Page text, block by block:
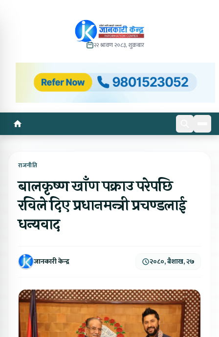
२२ श्रावण २०८३, शुक्रबार
राजनीति
बालकृष्ण खाँण पक्राउ परेपछि
रविले दिए प्रधानमन्त्री प्रचण्डलाई
धन्यवाद
जानकारी केन्द्र २०८०, बैशाख, २७